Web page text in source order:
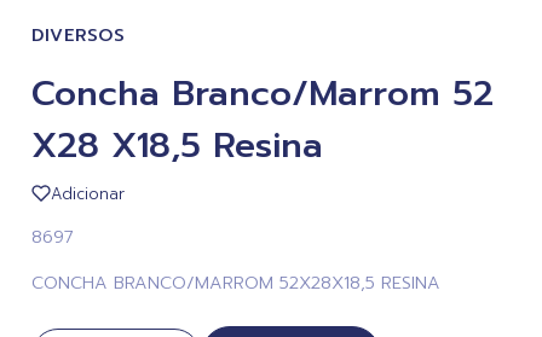
DIVERSOS
Concha Branco/Marrom 52
X28 X18,5 Resina
Adicionar
8697
CONCHA BRANCO/MARROM 52X28X18,5 RESINA